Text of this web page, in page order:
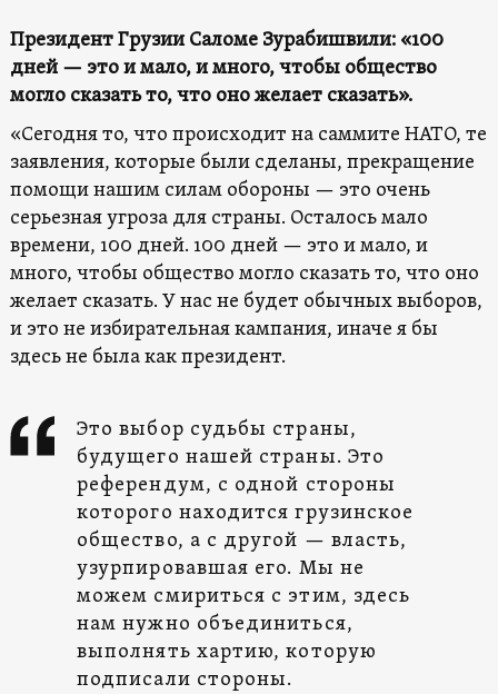
Президент Грузии Саломе Зурабишвили: «100
дней — это и мало, и много, чтобы общество
могло сказать то, что оно желает сказать».
«Сегодня то, что происходит на саммите НАТО, те
заявления, которые были сделаны, прекращение
помощи нашим силам обороны — это очень
серьезная угроза для страны. Осталось мало
времени, 100 дней. 100 дней — это и мало, и
много, чтобы общество могло сказать то, что оно
желает сказать. У нас не будет обычных выборов,
и это не избирательная кампания, иначе я бы
здесь не была как президент.
Это выбор судьбы страны,
будущего нашей страны. Это
референдум, с одной стороны
которого находится грузинское
общество, а с другой — власть,
узурпировавшая его. Мы не
можем смириться с этим, здесь
нам нужно объединиться,
выполнять хартию, которую
подписали стороны.